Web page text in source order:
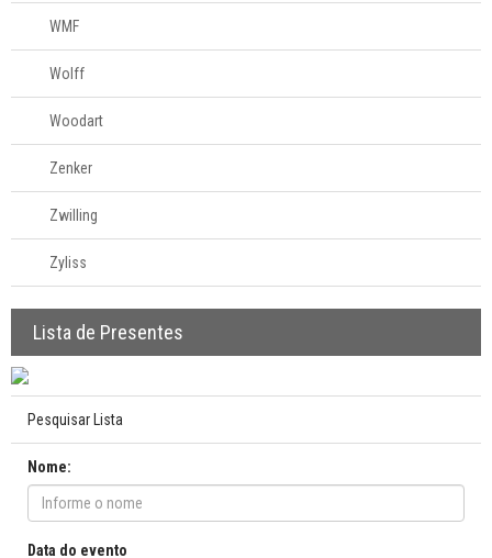
WMF
Wolff
Woodart
Zenker
Zwilling
Zyliss
Lista de Presentes
Pesquisar Lista
Nome:
Data do evento